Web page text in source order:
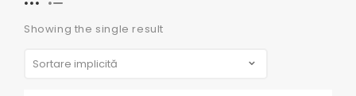
Showing the single result